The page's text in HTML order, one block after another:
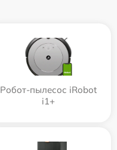
Робот-пылесос iRobot
i1+